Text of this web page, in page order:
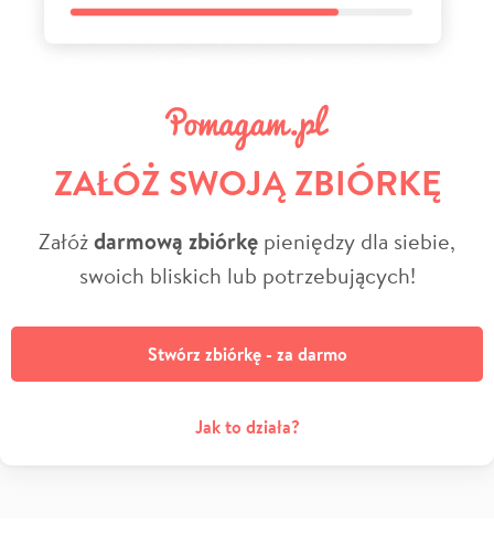
ZAŁÓŻ SWOJĄ ZBIÓRKĘ
Załóżdarmową zbiórkę pieniędzy dla siebie,
swoich bliskich lub potrzebujących!
Stwórz zbiórkę - za darmo
Jak to działa?